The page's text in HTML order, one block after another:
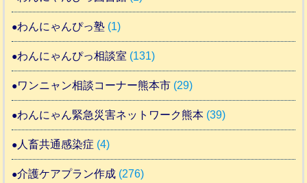
わんにゃんぴっ塾 (1)
わんにゃんぴっ相談室 (131)
ワンニャン相談コーナー熊本市 (29)
わんにゃん緊急災害ネットワーク熊本 (39)
人畜共通感染症 (4)
介護ケアプラン作成 (276)